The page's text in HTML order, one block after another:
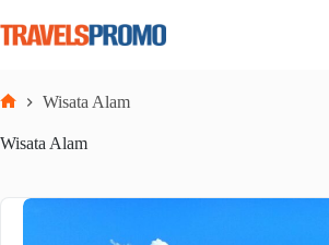
to
content
Wisata Alam
Wisata Alam